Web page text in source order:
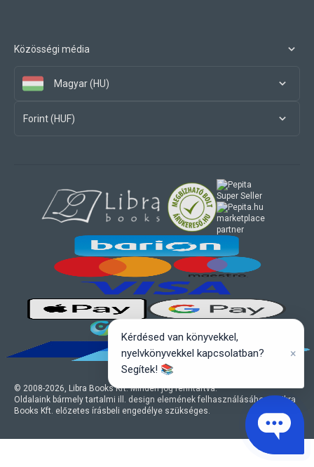
Közösségi média
Magyar (HU)
Forint (HUF)
© 2008-2026, Libra Books Kft. Minden jog fenntartva.
Oldalaink bármely tartalmi ill. design elemének felhasználásához a Libra
Books Kft. előzetes írásbeli engedélye szükséges.
marketplace
partner
Kérdésed van könyvekkel,
nyelvkönyvekkel kapcsolatban?
Segítek! 📚
×